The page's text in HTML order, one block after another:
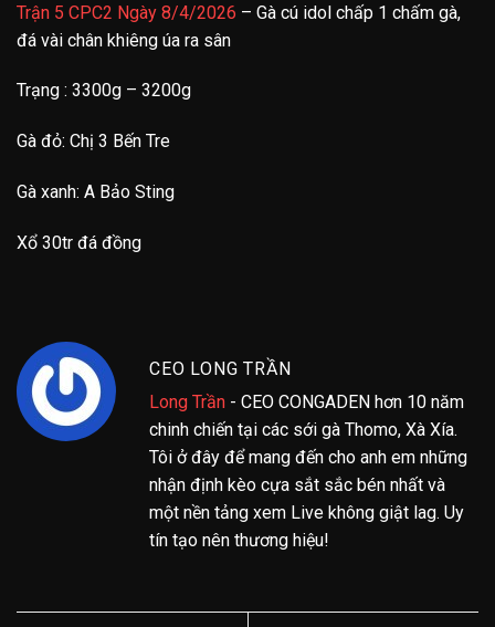
Trận 5 CPC2 Ngày 8/4/2026 – Gà cú idol chấp 1 chấm gà,
đá vài chân khiêng úa ra sân
Trạng : 3300g – 3200g
Gà đỏ: Chị 3 Bến Tre
Gà xanh: A Bảo Sting
Xổ 30tr đá đồng
CEO LONG TRẦN
Long Trần - CEO CONGADEN hơn 10 năm
chinh chiến tại các sới gà Thomo, Xà Xía.
Tôi ở đây để mang đến cho anh em những
nhận định kèo cựa sắt sắc bén nhất và
một nền tảng xem Live không giật lag. Uy
tín tạo nên thương hiệu!